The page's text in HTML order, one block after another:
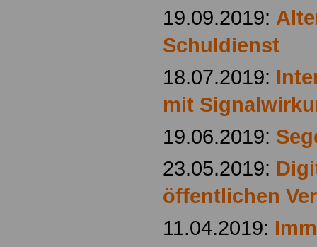
19.09.2019:
Schuldienst
18.07.2019:
mit
19.06.2019:
23.05.2019:
öffentlichen
11.04.2019: